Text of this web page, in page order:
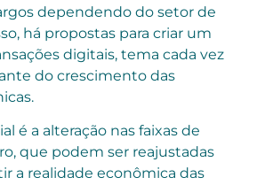
dependendo do setor de
há propostas para criar um
digitais, tema cada vez
do crescimento das
é a alteração nas faixas de
que podem ser reajustadas
a realidade econômica das